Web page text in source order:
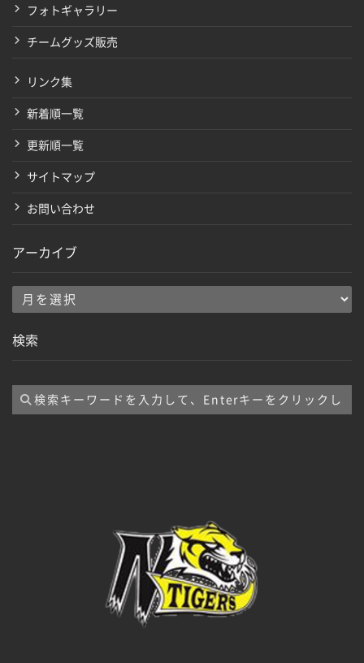
フォトギャラリー
チームグッズ販売
リンク集
新着順一覧
更新順一覧
サイトマップ
お問い合わせ
アーカイブ
ア
カ
ブ
検索